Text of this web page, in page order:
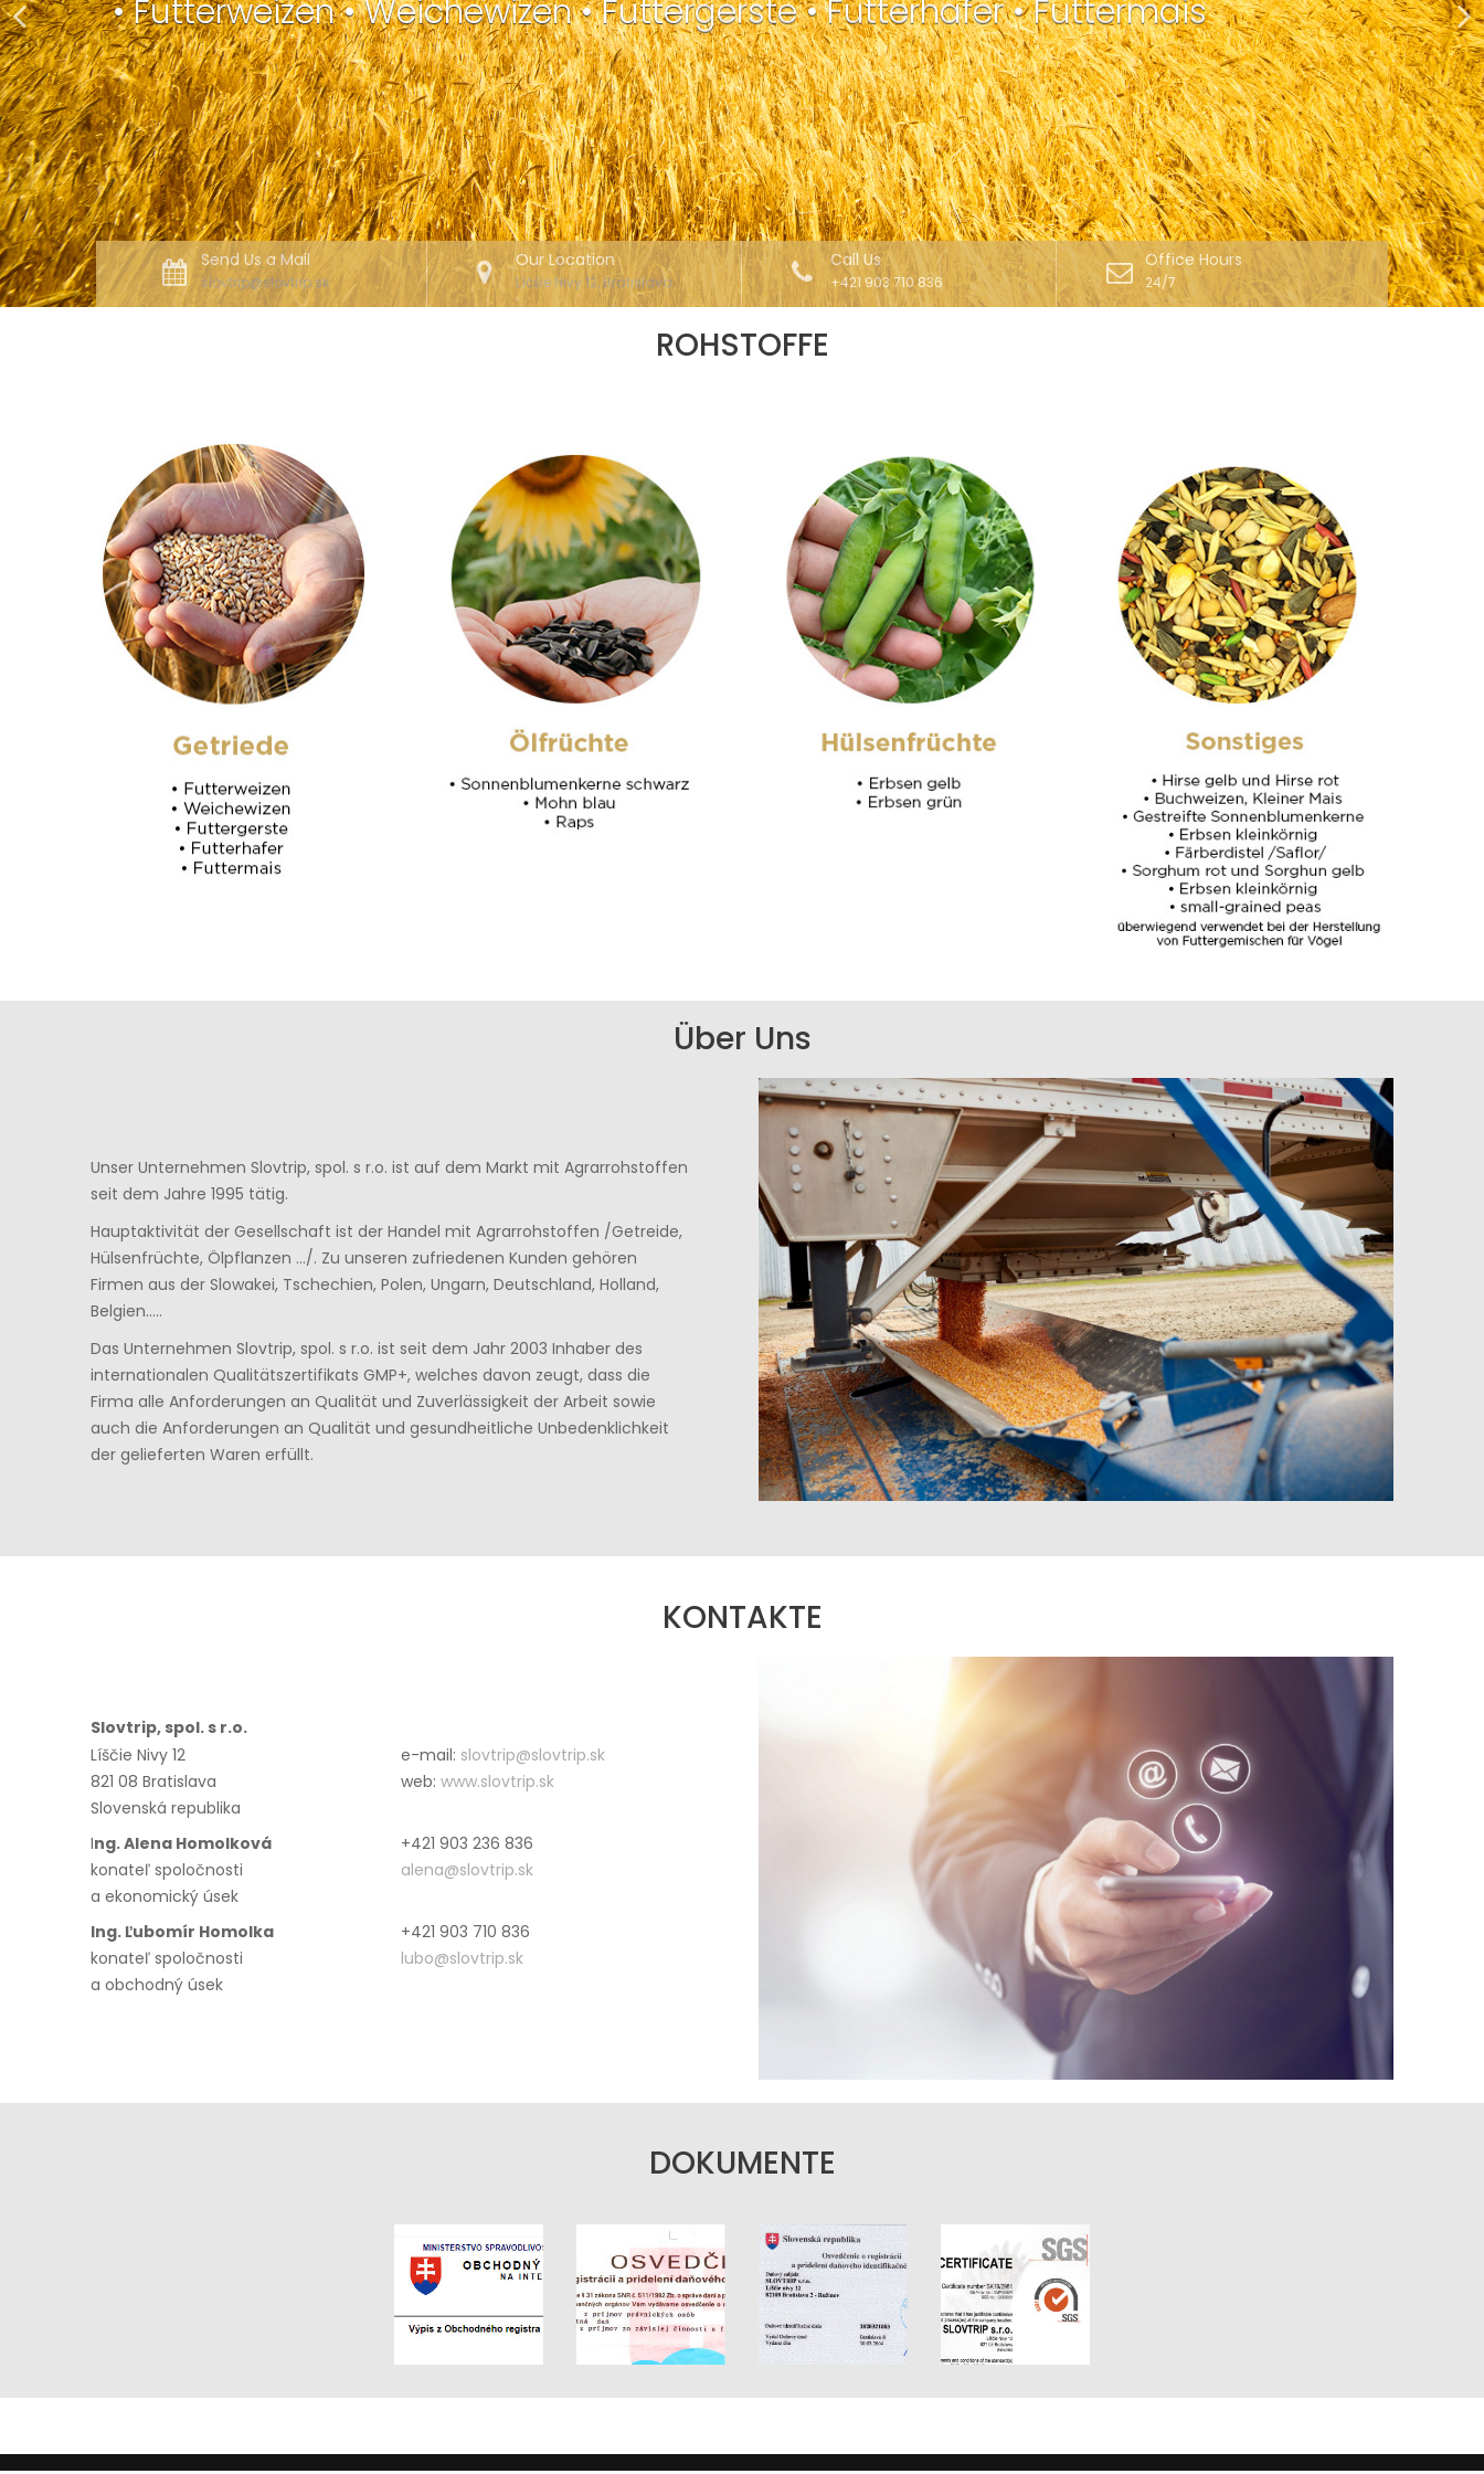
• Futterweizen • Weichewizen • Futtergerste • Futterhafer • Futtermais
Send Us a Mail
slovtrip@slovtrip.sk
Our Location
Líčšie Nivy 12, Bratislava
Call Us
+421 903 710 836
Office Hours
24/7
ROHSTOFFE
Über Uns
Unser Unternehmen Slovtrip, spol. s r.o. ist auf dem Markt mit Agrarrohstoffen
seit dem Jahre 1995 tätig.
Hauptaktivität der Gesellschaft ist der Handel mit Agrarrohstoffen /Getreide,
Hülsenfrüchte, Ölpflanzen …/. Zu unseren zufriedenen Kunden gehören
Firmen aus der Slowakei, Tschechien, Polen, Ungarn, Deutschland, Holland,
Belgien…..
Das Unternehmen Slovtrip, spol. s r.o. ist seit dem Jahr 2003 Inhaber des
internationalen Qualitätszertifikats GMP+, welches davon zeugt, dass die
Firma alle Anforderungen an Qualität und Zuverlässigkeit der Arbeit sowie
auch die Anforderungen an Qualität und gesundheitliche Unbedenklichkeit
der gelieferten Waren erfüllt.
KONTAKTE
Slovtrip, spol. s r.o.
Líščie Nivy 12
e-mail: slovtrip@slovtrip.sk
821 08 Bratislava
web:www.slovtrip.sk
Slovenská republika
Ing. Alena Homolková
+421 903 236 836
konateľ spoločnosti
alena@slovtrip.sk
a ekonomický úsek
Ing. Ľubomír Homolka
+421 903 710 836
konateľ spoločnosti
lubo@slovtrip.sk
a obchodný úsek
DOKUMENTE